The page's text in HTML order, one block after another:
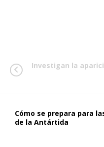
Investigan la
Cómo se prepara para
de la Antártida